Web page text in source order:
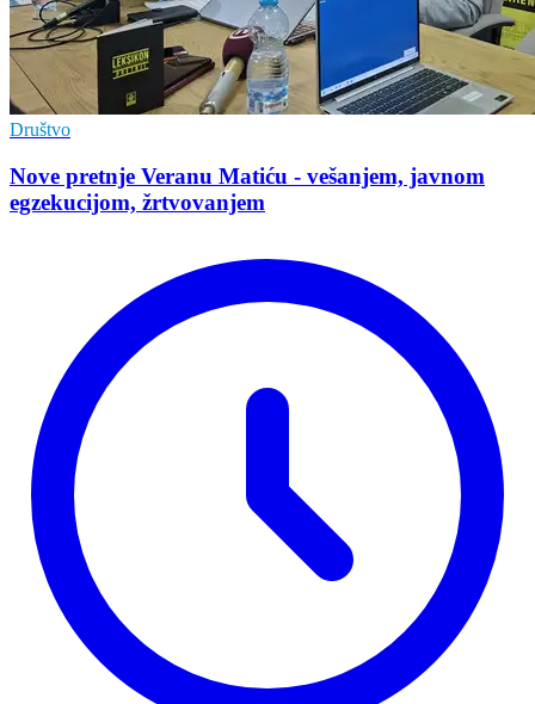
Društvo
Nove pretnje Veranu Matiću - vešanjem, javnom
egzekucijom, žrtvovanjem